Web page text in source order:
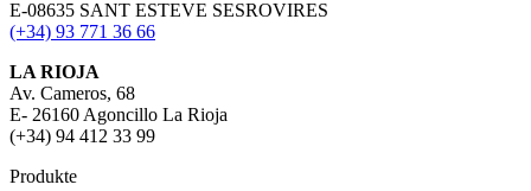
E-08635 SANT ESTEVE SESROVIRES
(+34) 93 771 36 66
LA RIOJA
Av. Cameros, 68
E- 26160 Agoncillo La Rioja
(+34) 94 412 33 99
Produkte